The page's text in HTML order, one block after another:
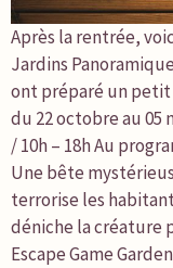
Après la rentrée,
Jardins
ont préparé un petit
du 22 octobre au 05
/ 10h – 18h Au
Une bête
terrorise les
déniche la créature
Escape Game